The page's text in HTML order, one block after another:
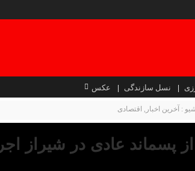
نسل سازندگی عکس
: آخرین اخبار , اقتصادی
عادی در شیراز